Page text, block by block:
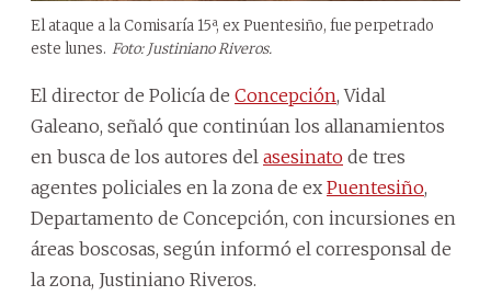
El ataque a la Comisaría 15ª, ex Puentesiño, fue perpetrado
este lunes. Foto: Justiniano Riveros.
El director de Policía de Concepción, Vidal
Galeano, señaló que continúan los allanamientos
en busca de los autores del asesinato de tres
agentes policiales en la zona de ex Puentesiño,
Departamento de Concepción, con incursiones en
áreas boscosas, según informó el corresponsal de
la zona, Justiniano Riveros.